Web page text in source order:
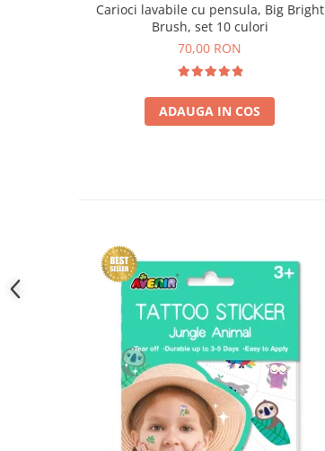
Carioci lavabile cu pensula, Big Bright
Brush, set 10 culori
70,00 RON
ADAUGA IN COS